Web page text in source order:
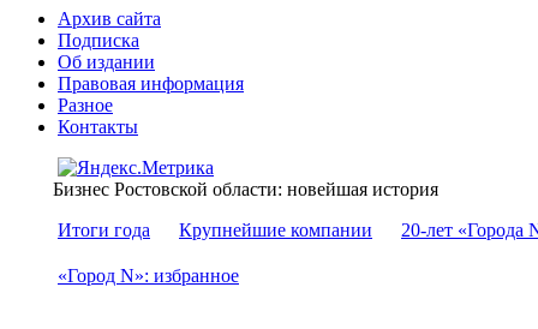
Архив сайта
Подписка
Об издании
Правовая информация
Разное
Контакты
Бизнес Ростовской области: новейшая история
Итоги года
Крупнейшие компании 20-лет «Города
«Город N»: избранное